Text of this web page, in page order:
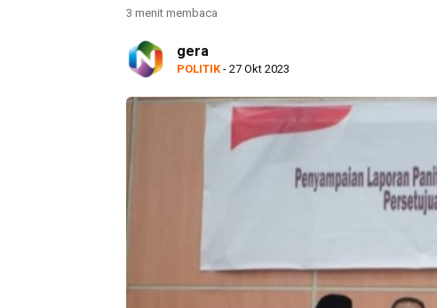
3 menit membaca
gera
POLITIK - 27 Okt 2023